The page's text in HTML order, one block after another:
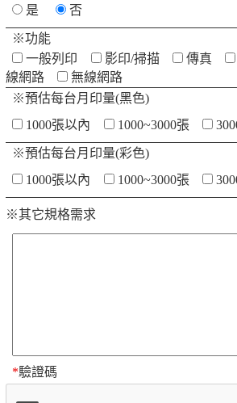
是
否
※功能
一般列印
影印/掃描 傳真
線網路
無線網路
※預估每台月印量(黑色)
1000張以內
1000~3000張
※預估每台月印量(彩色)
1000張以內
1000~3000張
※其它規格需求
*驗證碼